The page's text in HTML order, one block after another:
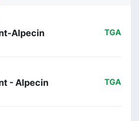
Alpecin TGA
- Alpecin TGA